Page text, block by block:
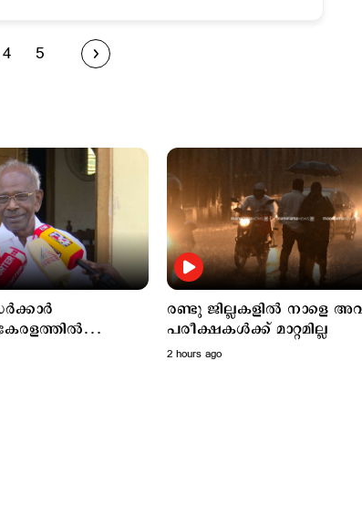
4 5
രണ്ടു ജില്ലകളില്‍ നാളെ
പരീക്ഷകൾക്ക് മാറ്റമില്ല
2 hours ago